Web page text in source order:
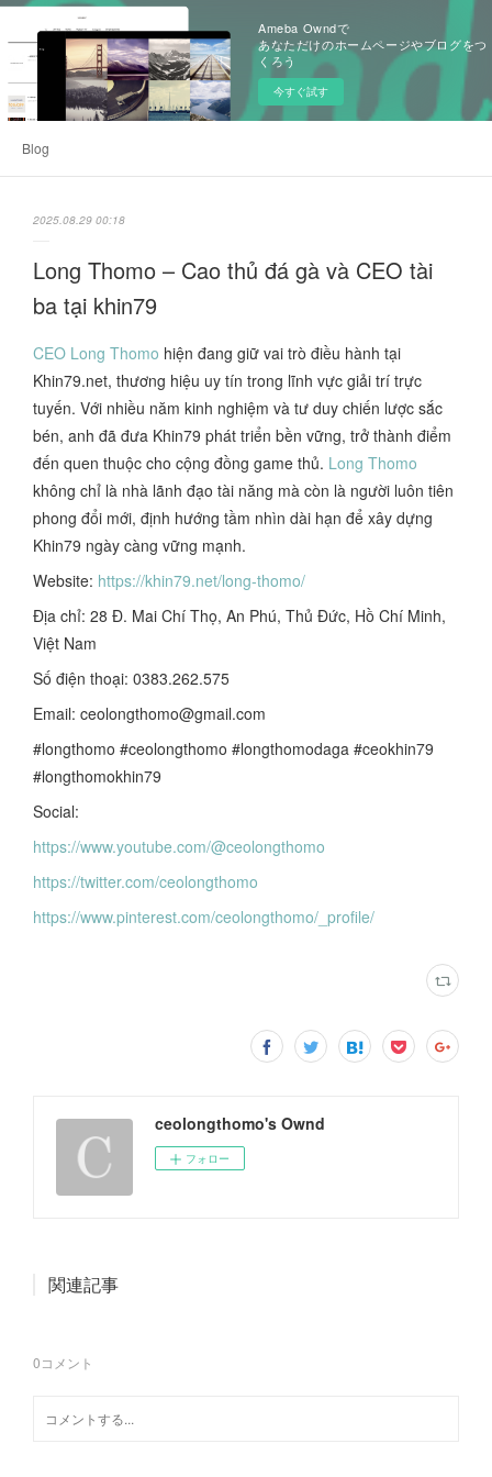
Ameba Owndで
あなただけのホームページやブログをつ
くろう
今すぐ試す
Blog
2025.08.29 00:18
Long Thomo – Cao thủ đá gà và CEO tài
ba tại khin79
CEO Long Thomo hiện đang giữ vai trò điều hành tại
Khin79.net, thương hiệu uy tín trong lĩnh vực giải trí trực
tuyến. Với nhiều năm kinh nghiệm và tư duy chiến lược sắc
bén, anh đã đưa Khin79 phát triển bền vững, trở thành điểm
đến quen thuộc cho cộng đồng game thủ. Long Thomo
không chỉ là nhà lãnh đạo tài năng mà còn là người luôn tiên
phong đổi mới, định hướng tầm nhìn dài hạn để xây dựng
Khin79 ngày càng vững mạnh.
Website: https://khin79.net/long-thomo/
Địa chỉ: 28 Đ. Mai Chí Thọ, An Phú, Thủ Đức, Hồ Chí Minh,
Việt Nam
Số điện thoại: 0383.262.575
Email: ceolongthomo@gmail.com
#longthomo #ceolongthomo #longthomodaga #ceokhin79
#longthomokhin79
Social:
https://www.youtube.com/@ceolongthomo
https://twitter.com/ceolongthomo
https://www.pinterest.com/ceolongthomo/_profile/
ceolongthomo's Ownd
フォロー
関連記事
0コメント